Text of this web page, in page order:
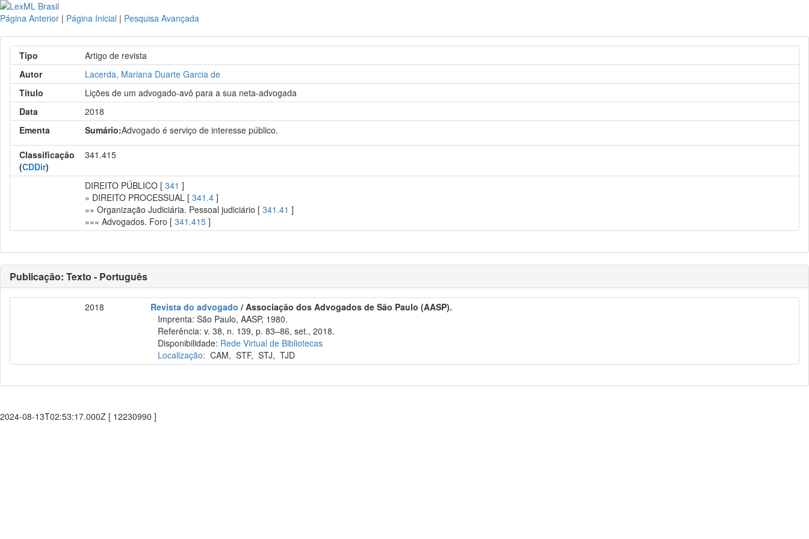
Página Anterior | Página Inicial | Pesquisa Avançada
Tipo
Artigo de revista
Autor
Lacerda, Mariana Duarte Garcia de
Título
Lições de um advogado-avô para a sua neta-advogada
Data
2018
Ementa
Sumário:Advogado é serviço de interesse público.
Classificação
(CDDir)
341.415
DIREITO PÚBLICO [341 ]
» DIREITO PROCESSUAL [341.4 ]
»» Organização Judiciária. Pessoal judiciário [341.41 ]
»»» Advogados. Foro [341.415 ]
Publicação: Texto - Português
2018 Revista do advogado / Associação dos Advogados de São Paulo (AASP).
Imprenta: São Paulo, AASP, 1980.
Referência: v. 38, n. 139, p. 83–86, set., 2018.
Disponibilidade: Rede Virtual de Bibliotecas
Localização: CAM,STF,STJ,TJD
2024-08-13T02:53:17.000Z [ 12230990 ]